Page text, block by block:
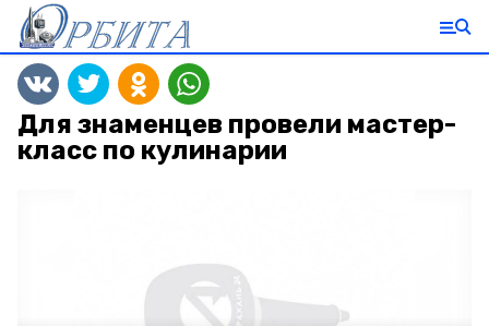
Для знаменцев провели мастер-
класс по кулинарии